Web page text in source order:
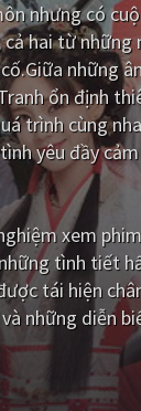
nhưng có
hai từ những
những
ổn định
trình cùng
yêu đầy
xem
tình tiết
tái hiện
những diễn